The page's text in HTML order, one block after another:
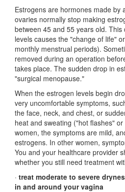
Estrogens are hormones made by
ovaries normally stop making
between 45 and 55 years old.
levels causes the "change of life"
monthly menstrual periods).
removed during an operation
takes place. The sudden drop in
"surgical menopause."
When the estrogen levels begin
very uncomfortable symptoms,
the face, neck, and chest, or
heat and sweating ("hot flashes"
women, the symptoms are mild,
estrogens. In other women,
You and your healthcare provider
whether you still need treatment
· treat moderate to severe
in and around your vagina